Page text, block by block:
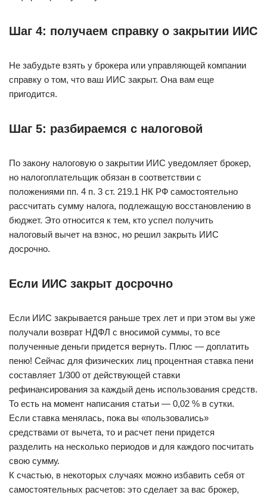
Шаг 4: получаем справку о закрытии ИИС
Не забудьте взять у брокера или управляющей компании
справку о том, что ваш ИИС закрыт. Она вам еще
пригодится.
Шаг 5: разбираемся с налоговой
По закону налоговую о закрытии ИИС уведомляет брокер,
но налогоплательщик обязан в соответствии с
положениями пп. 4 п. 3 ст. 219.1 НК РФ самостоятельно
рассчитать сумму налога, подлежащую восстановлению в
бюджет. Это относится к тем, кто успел получить
налоговый вычет на взнос, но решил закрыть ИИС
досрочно.
Если ИИС закрыт досрочно
Если ИИС закрывается раньше трех лет и при этом вы уже
получали возврат НДФЛ с вносимой суммы, то все
полученные деньги придется вернуть. Плюс — доплатить
пеню! Сейчас для физических лиц процентная ставка пени
составляет 1/300 от действующей ставки
рефинансирования за каждый день использования средств.
То есть на момент написания статьи — 0,02 % в сутки.
Если ставка менялась, пока вы «пользовались»
средствами от вычета, то и расчет пени придется
разделить на несколько периодов и для каждого посчитать
свою сумму.
К счастью, в некоторых случаях можно избавить себя от
самостоятельных расчетов: это сделает за вас брокер,